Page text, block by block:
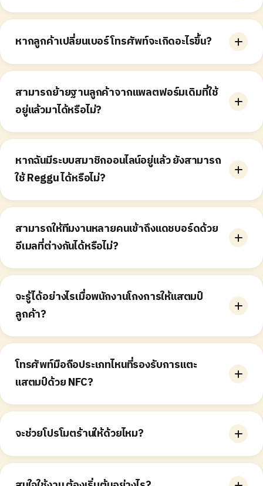
ร้านสามารถตั้งค่ารางวัลได้หลายรายการ และเปิดใช้งาน
พร้อมกันได้ รางวัลทั้งหมดจะถูกแลกพร้อมกันทีเดียวเมื่อ
ลูกค้าสะสมแสตมป์ครบ ไม่สามารถเลือกแลกอันใดอันหนึ่งได้
หากลูกค้าเปลี่ยนเบอร์โทรศัพท์จะเกิดอะไรขึ้น?
ในกรณีที่ลูกค้าต้องการย้ายแสตมป์เดิมไปยังเบอร์โทรศัพท์
ใหม่ ทางร้านจะต้องติดต่อทีมซัพพอร์ตของ Reggu โดยเรา
สามารถดำเนินการให้ได้ แต่จำเป็นต้องจัดการจากระบบหลัง
บ้านของ Reggu เท่านั้น สามารถติดต่อทีมได้ทาง LINE
(@joinreggu)
สามารถย้ายฐานลูกค้าจากแพลตฟอร์มเดิมที่ใช้
อยู่แล้วมาได้หรือไม่?
เราไม่สามารถย้ายโปรไฟล์ลูกค้าจากแพลตฟอร์มหรือระบบ
อื่นมายัง Reggu ได้ อย่างไรก็ตาม หากทางร้านต้องการย้าย
ข้อมูลลูกค้า เรามีแพ็กเกจอัปเกรด Reggu Plus ซึ่งสามารถ
รองรับการย้ายข้อมูลได้
หากฉันมีระบบสมาชิกออนไลน์อยู่แล้ว ยังสามารถ
ใช้ Reggu ได้หรือไม่?
ได้ ตราบใดที่รูปแบบการให้รางวัลตอบโจทย์กับวิธีที่ทางร้าน
ต้องการให้รางวัลลูกค้า การมีหลายโปรแกรมที่ทำหน้าที่แตก
ต่างกันก็สามารถใช้งานร่วมกันได้
สามารถให้ทีมงานหลายคนเข้าถึงแดชบอร์ดด้วย
อีเมลที่ต่างกันได้หรือไม่?
ไม่มีการจำกัดจำนวนอีเมลที่สามารถเข้าถึงแดชบอร์ดได้ และ
ทางร้านสามารถเพิ่มอีเมลได้ด้วยตนเองที่หน้า Team
จะรู้ได้อย่างไรเมื่อพนักงานโกงการให้แสตมป์
ลูกค้า?
ทางร้านสามารถตรวจสอบประวัติย้อนหลังได้ว่าในช่วงเวลา
ที่กำหนดมีการให้แสตมป์ไปกี่ครั้ง และให้กับลูกค้ารายใดบ้าง
ได้ที่หน้า 'Visits' อย่างไรก็ตาม ทาง Reggu ไม่สามารถรับ
ประกันได้ว่าจะไม่เกิดการใช้งานผิดพลาดหรือการทุจริต จึง
แนะนำให้ร้านมีระบบและนโยบายควบคุมภายในของตนเอง
โทรศัพท์มือถือประเภทไหนที่รองรับการแตะ
แสตมป์ด้วย NFC?
สมาร์ตโฟนทุกรุ่นสามารถใช้งานได้ ทั้งระบบ iOS และ
Android
จะช่วยโปรโมตร้านให้ด้วยไหม?
เราจะคัดเลือกร้านเพื่อนำไปโปรโมตคอนเทนต์บนโซเชียลมี
เดียของเรา อย่างไรก็ตาม จะขึ้นอยู่กับธีมและพื้นที่ที่เราต้อ